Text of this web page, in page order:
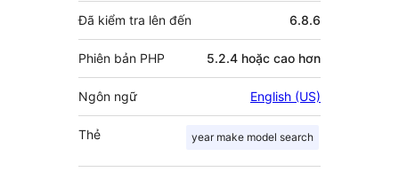
Đã kiểm tra lên đến 6.8.6
Phiên bản PHP 5.2.4 hoặc cao hơn
Ngôn ngữ English (US)
Thẻ year make model search